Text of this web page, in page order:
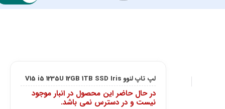
لپ تاپ لنوو V15 i5 1235U 12GB 1TB SSD Iris
در حال حاضر این محصول در انبار موجود
نیست و در دسترس نمی باشد.